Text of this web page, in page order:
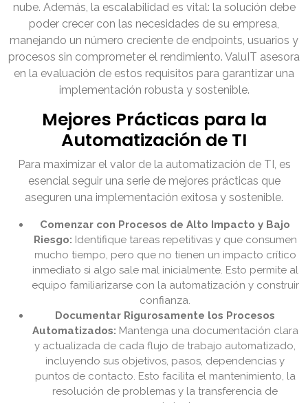
nube. Además, la escalabilidad es vital: la solución debe
poder crecer con las necesidades de su empresa,
manejando un número creciente de endpoints, usuarios y
procesos sin comprometer el rendimiento. ValuIT asesora
en la evaluación de estos requisitos para garantizar una
implementación robusta y sostenible.
Mejores Prácticas para la
Automatización de TI
Para maximizar el valor de la automatización de TI, es
esencial seguir una serie de mejores prácticas que
aseguren una implementación exitosa y sostenible.
Comenzar con Procesos de Alto Impacto y Bajo
Riesgo: Identifique tareas repetitivas y que consumen
mucho tiempo, pero que no tienen un impacto crítico
inmediato si algo sale mal inicialmente. Esto permite al
equipo familiarizarse con la automatización y construir
confianza.
Documentar Rigurosamente los Procesos
Automatizados: Mantenga una documentación clara
y actualizada de cada flujo de trabajo automatizado,
incluyendo sus objetivos, pasos, dependencias y
puntos de contacto. Esto facilita el mantenimiento, la
resolución de problemas y la transferencia de